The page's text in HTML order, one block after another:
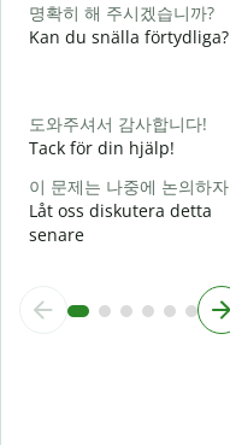
명확히 해 주시겠습니까?
Kan du snälla förtydliga?
도와주셔서 감사합니다!
Tack för din hjälp!
이 문제는 나중에 논의하자
Låt oss diskutera detta
senare